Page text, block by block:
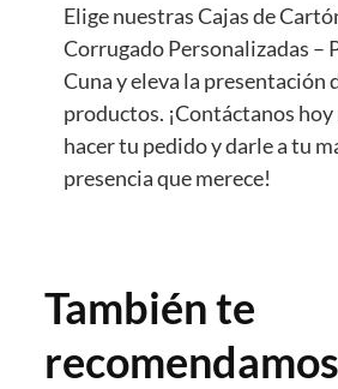
Elige nuestras Cajas de
Corrugado Personalizadas –
Cuna y eleva la presentación
productos. ¡Contáctanos
hacer tu pedido y darle a tu
presencia que merece!
También te